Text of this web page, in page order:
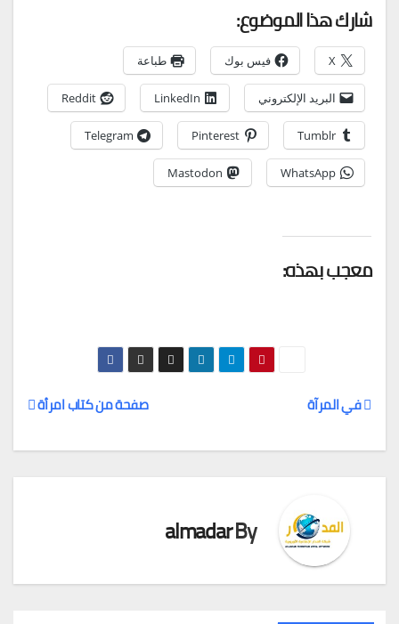
شارك هذا الموضوع:
X فيس بوك طباعة
البريد الإلكتروني LinkedIn
Reddit
Tumblr
Pinterest
Telegram
WhatsApp
Mastodon
معجب بهذه:
تصفّح
صفحة من كتاب امرأة في المرآة
By
almadar